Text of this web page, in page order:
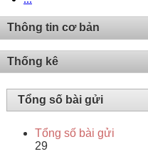
Thông tin cơ bản
Thống kê
Tổng số bài gửi
Tổng số bài gửi
29